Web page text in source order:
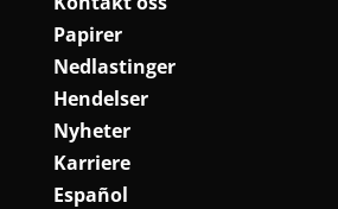
Papirer
Nedlastinger
Hendelser
Nyheter
Karriere
Español